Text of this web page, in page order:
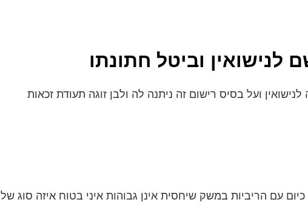
וביטל חתונתו
ועל בסיס רישום זה ניתנה לה ולבן זוגה תעודת זכאות
עם הריביות במשק שיחסית אינן גבוהות איני בטוח איזה סוג של